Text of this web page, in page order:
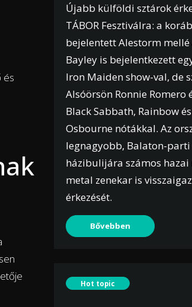
és
Újabb külföldi sztárok
TÁBOR Fesztiválra: a
bejelentett Alestorm mellé
Bayley is bejelentkezett
Iron Maiden show-val, de
Alsóörsön Ronnie Romero
Black Sabbath, Rainbow
Osbourne nótákkal. Az
legnagyobb, Balaton-
házibulijára számos hazai
metal zenekar is
érkezését.
Bővebben
Hot topic